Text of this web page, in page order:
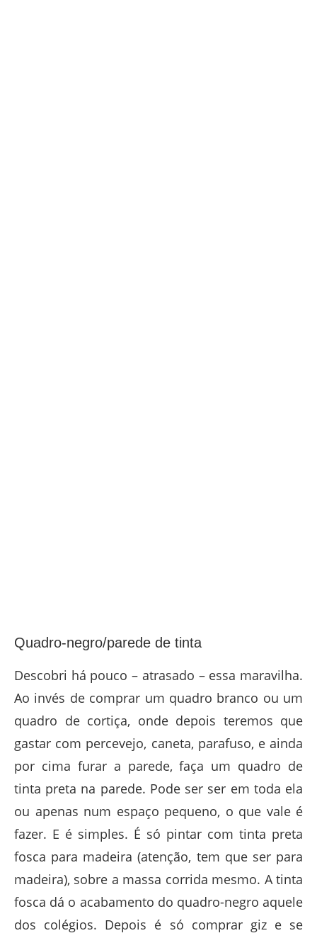
Quadro-negro/parede de tinta
Descobri há pouco – atrasado – essa maravilha.
Ao invés de comprar um quadro branco ou um
quadro de cortiça, onde depois teremos que
gastar com percevejo, caneta, parafuso, e ainda
por cima furar a parede, faça um quadro de
tinta preta na parede. Pode ser ser em toda ela
ou apenas num espaço pequeno, o que vale é
fazer. E é simples. É só pintar com tinta preta
fosca para madeira (atenção, tem que ser para
madeira), sobre a massa corrida mesmo. A tinta
fosca dá o acabamento do quadro-negro aquele
dos colégios. Depois é só comprar giz e se